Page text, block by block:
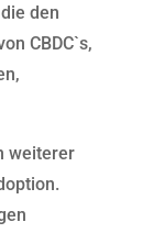
den
CBDC`s,
weiterer